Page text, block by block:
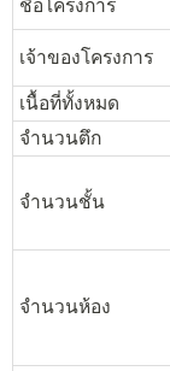
ชื่อโครงการ
เจ้าของโครงการ
เนื้อที่ทั้งหมด
จำนวนตึก
จำนวนชั้น
จำนวนห้อง